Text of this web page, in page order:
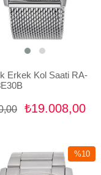
Erkek Kol Saati RA-
₺19.008,00
%10
İndirim